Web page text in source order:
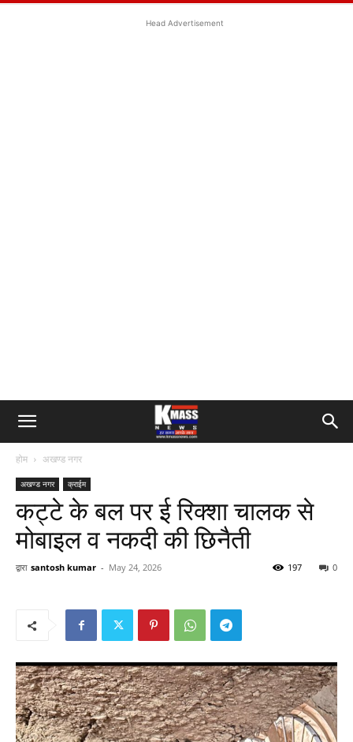
Head Advertisement
होम अखण्ड नगर
अखण्ड नगर क्राईम
कट्टे के बल पर ई रिक्शा चालक से
मोबाइल व नकदी की छिनैती
द्वारा santosh kumar - May 24, 2026 0
197